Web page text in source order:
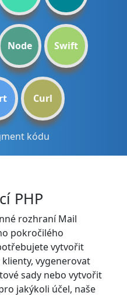
Node Swift
Curl
kódu
PHP
rozhraní Mail
pokročilého
vytvořit
vygenerovat
sady nebo vytvořit
jakýkoli účel, naše